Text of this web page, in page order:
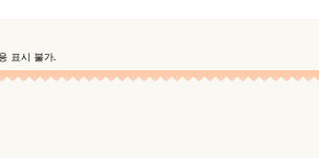
표시 불가.